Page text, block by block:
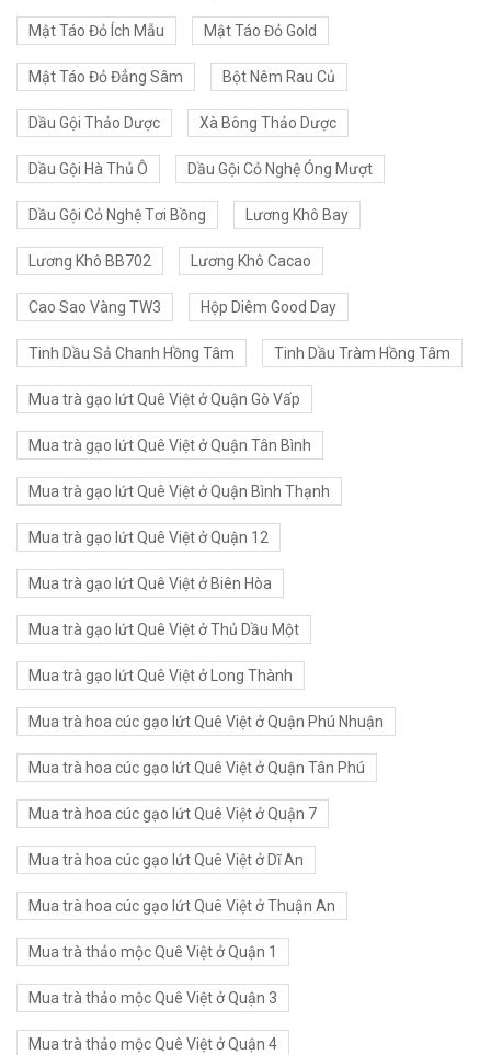
Mật Táo Đỏ Ích Mẫu Mật Táo Đỏ Gold
Mật Táo Đỏ Đẳng Sâm Bột Nêm Rau Củ
Dầu Gội Thảo Dược Xà Bông Thảo Dược
Dầu Gội Hà Thủ Ô Dầu Gội Cỏ Nghệ Óng Mượt
Dầu Gội Cỏ Nghệ Tơi Bồng Lương Khô Bay
Lương Khô BB702 Lương Khô Cacao
Cao Sao Vàng TW3 Hộp Diêm Good Day
Tinh Dầu Sả Chanh Hồng Tâm Tinh Dầu Tràm Hồng Tâm
Mua trà gạo lứt Quê Việt ở Quận Gò Vấp
Mua trà gạo lứt Quê Việt ở Quận Tân Bình
Mua trà gạo lứt Quê Việt ở Quận Bình Thạnh
Mua trà gạo lứt Quê Việt ở Quận 12
Mua trà gạo lứt Quê Việt ở Biên Hòa
Mua trà gạo lứt Quê Việt ở Thủ Dầu Một
Mua trà gạo lứt Quê Việt ở Long Thành
Mua trà hoa cúc gạo lứt Quê Việt ở Quận Phú Nhuận
Mua trà hoa cúc gạo lứt Quê Việt ở Quận Tân Phú
Mua trà hoa cúc gạo lứt Quê Việt ở Quận 7
Mua trà hoa cúc gạo lứt Quê Việt ở Dĩ An
Mua trà hoa cúc gạo lứt Quê Việt ở Thuận An
Mua trà thảo mộc Quê Việt ở Quận 1
Mua trà thảo mộc Quê Việt ở Quận 3
Mua trà thảo mộc Quê Việt ở Quận 4